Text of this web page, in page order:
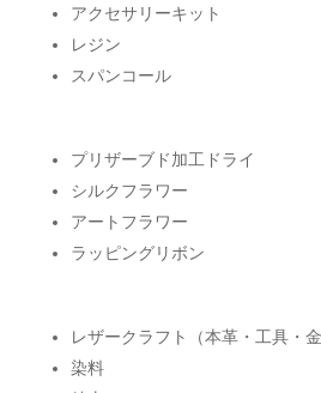
アクセサリーキット
レジン
スパンコール
プリザーブド加工ドライ
シルクフラワー
アートフラワー
ラッピングリボン
レザークラフト（本革・工具・金
染料